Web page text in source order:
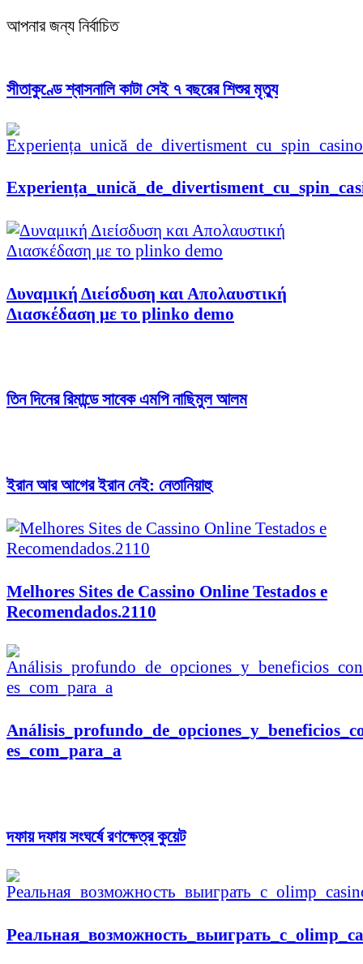
আপনার জন্য নির্বাচিত
সীতাকুণ্ডে শ্বাসনালি কাটা সেই ৭ বছরের শিশুর মৃত্যু
Δυναμική Διείσδυση και Απολαυστική
Διασκέδαση με το plinko demo
তিন দিনের রিমান্ডে সাবেক এমপি নাছিমুল আলম
ইরান আর আগের ইরান নেই: নেতানিয়াহু
Melhores Sites de Cassino Online Testados e
Recomendados.2110
es_com_para_a
দফায় দফায় সংঘর্ষে রণক্ষেত্র কুয়েট